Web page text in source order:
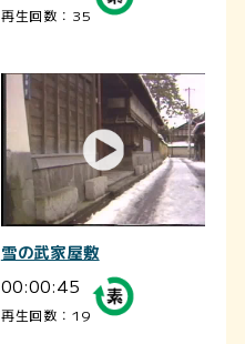
再生回数：35
雪の武家屋敷
00:00:45
再生回数：19